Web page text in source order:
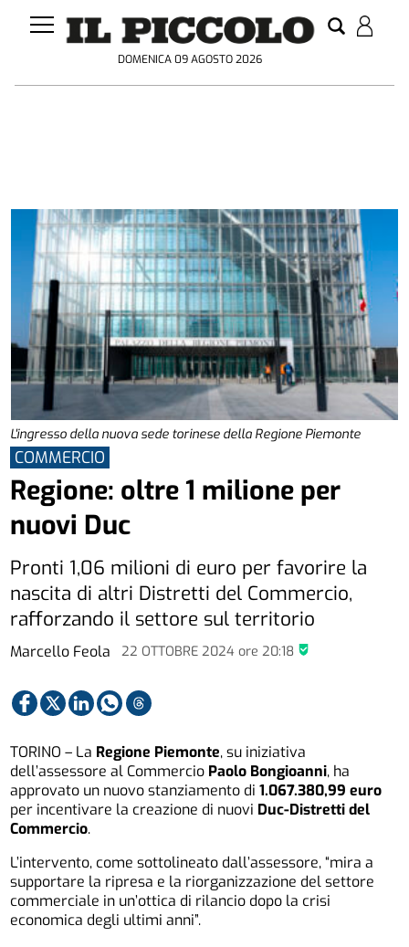
DOMENICA 09 AGOSTO 2026
L'ingresso della nuova sede torinese della Regione Piemonte
Marcello Feola 22 OTTOBRE 2024ore 20:18
COMMERCIO
Regione: oltre 1 milione per
nuovi Duc
Pronti 1,06 milioni di euro per favorire la
nascita di altri Distretti del Commercio,
rafforzando il settore sul territorio
TORINO – La Regione Piemonte, su iniziativa
dell’assessore al Commercio Paolo Bongioanni, ha
approvato un nuovo stanziamento di1.067.380,99 euro
per incentivare la creazione di nuovi Duc-Distretti del
Commercio.
L’intervento, come sottolineato dall’assessore, “mira a
supportare la ripresa e la riorganizzazione del settore
commerciale in un’ottica di rilancio dopo la crisi
economica degli ultimi anni”.